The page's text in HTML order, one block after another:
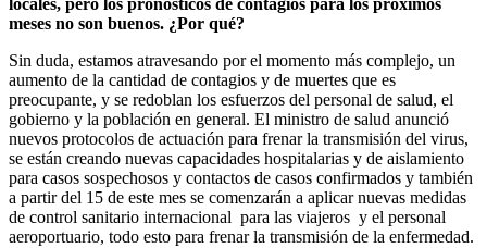
locales, pero los pronósticos de contagios para los próximos
meses no son buenos. ¿Por qué?
Sin duda, estamos atravesando por el momento más complejo, un
aumento de la cantidad de contagios y de muertes que es
preocupante, y se redoblan los esfuerzos del personal de salud, el
gobierno y la población en general. El ministro de salud anunció
nuevos protocolos de actuación para frenar la transmisión del virus,
se están creando nuevas capacidades hospitalarias y de aislamiento
para casos sospechosos y contactos de casos confirmados y también
a partir del 15 de este mes se comenzarán a aplicar nuevas medidas
de control sanitario internacional para las viajeros y el personal
aeroportuario, todo esto para frenar la transmisión de la enfermedad.